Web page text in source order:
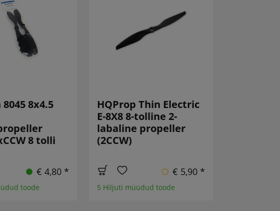
8x4.5
8 tolli
€ 4,80 *
toode
HQProp Thin Electric
E-8X8 8-tolline 2-
labaline propeller
(2CCW)
€ 5,90 *
5 Hiljuti müüdud toode